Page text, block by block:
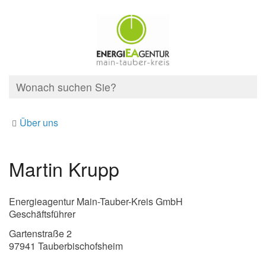
Über uns
Martin Krupp
Energieagentur Main-Tauber-Kreis GmbH
Geschäftsführer
Gartenstraße 2
97941 Tauberbischofsheim